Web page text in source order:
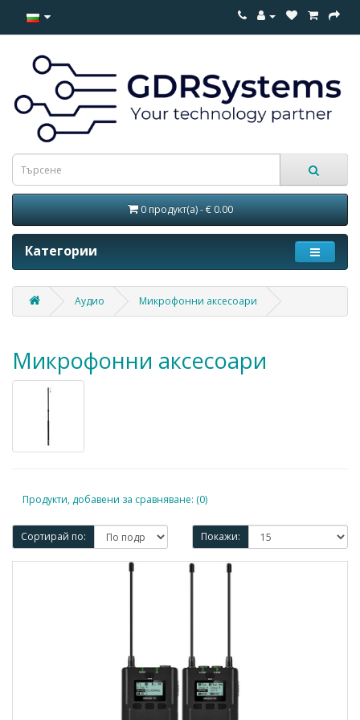
0 продукт(а) - € 0.00
Категории
Аудио Микрофонни аксесоари
Микрофонни аксесоари
Продукти, добавени за сравняване: (0)
Сортирай по: Покажи: